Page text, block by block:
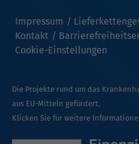
Impressum
Kontakt
Cookie-Einstellungen
Die Projekte rund um das
aus EU-Mitteln gefördert.
Klicken Sie für weitere